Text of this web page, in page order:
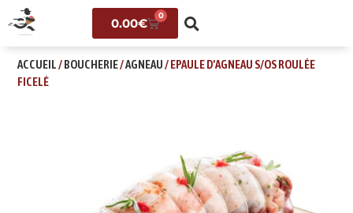
0.00€
0
ACCUEIL/BOUCHERIE/AGNEAU/ EPAULE D’AGNEAU S/OS ROULÉE
FICELÉ